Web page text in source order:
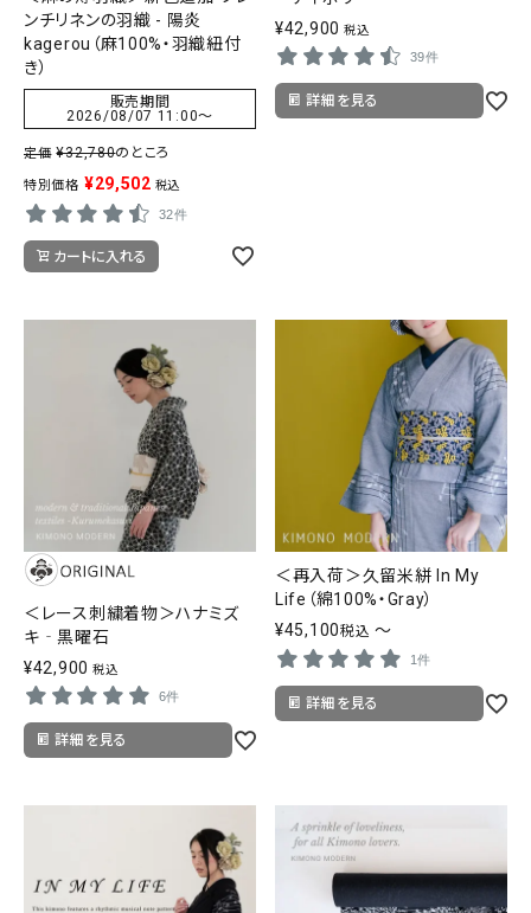
ンチリネンの羽織 - 陽炎
kagerou（麻100%・羽織紐付
き）
販売期間
2026/08/07 11:00〜
定価 ¥32,780のところ
特別価格 ¥29,502 税込
32件
カートに入れる
¥42,900 税込
39件
詳細を見る
＜レース刺繍着物＞ハナミズ
キ‐黒曜石
¥42,900 税込
6件
詳細を見る
＜再入荷＞久留米絣 In My
Life（綿100%・Gray）
¥45,100税込 〜
1件
詳細を見る